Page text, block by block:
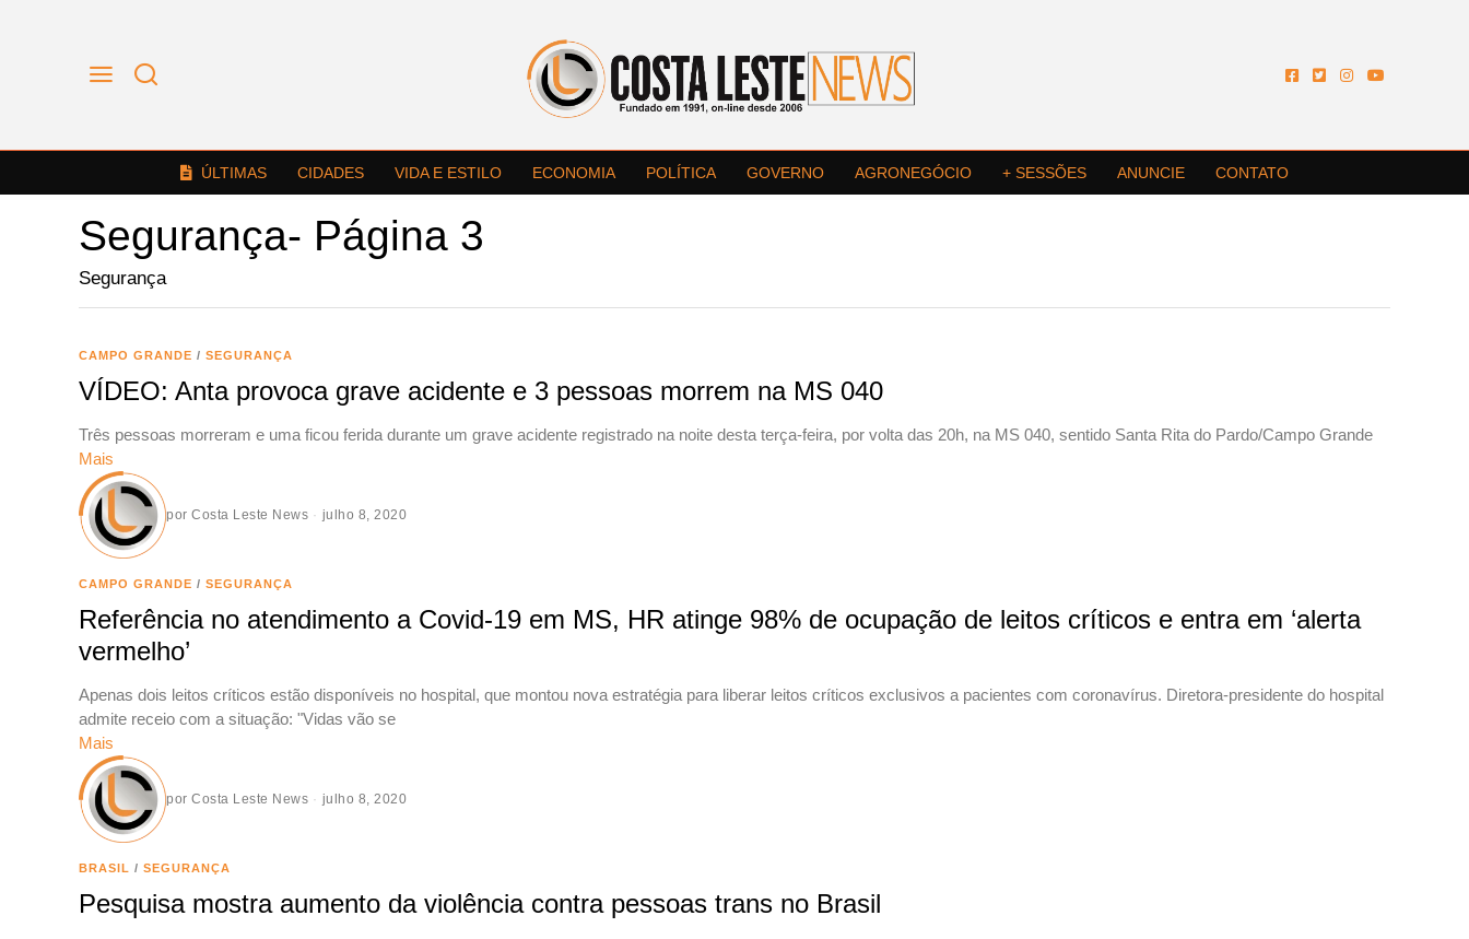
ÚLTIMAS CIDADES VIDA E ESTILO ECONOMIA POLÍTICA GOVERNO AGRONEGÓCIO + SESSÕES ANUNCIE CONTATO
Segurança- Página 3
Segurança
CAMPO GRANDE / SEGURANÇA
VÍDEO: Anta provoca grave acidente e 3 pessoas morrem na MS 040
Três pessoas morreram e uma ficou ferida durante um grave acidente registrado na noite desta terça-feira, por volta das 20h, na MS 040, sentido Santa Rita do Pardo/Campo Grande
Mais
por Costa Leste News julho 8, 2020
CAMPO GRANDE / SEGURANÇA
Referência no atendimento a Covid-19 em MS, HR atinge 98% de ocupação de leitos críticos e entra em ‘alerta
vermelho’
Apenas dois leitos críticos estão disponíveis no hospital, que montou nova estratégia para liberar leitos críticos exclusivos a pacientes com coronavírus. Diretora-presidente do hospital
admite receio com a situação: "Vidas vão se
Mais
por Costa Leste News julho 8, 2020
BRASIL / SEGURANÇA
Pesquisa mostra aumento da violência contra pessoas trans no Brasil